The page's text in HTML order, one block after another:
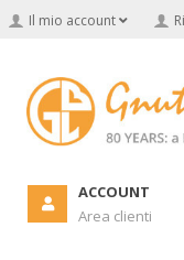
Il mio account
ACCOUNT
Area clienti